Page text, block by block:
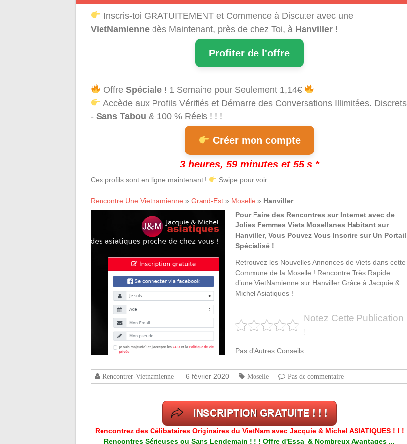
Inscris-toi GRATUITEMENT et Commence à Discuter avec une
VietNamienne dès Maintenant, près de chez Toi, à Hanviller !
Profiter de l'offre
Offre Spéciale! 1 Semaine pour Seulement 1,14€
Accède aux Profils Vérifiés et Démarre des Conversations Illimitées. Discrets
- Sans Tabou & 100 % Réels ! ! !
Créer mon compte
3 heures, 59 minutes et 54 s *
Ces profils sont en ligne maintenant ! Swipe pour voir
Rencontre Une Vietnamienne » Grand-Est » Moselle » Hanviller
Pour Faire des Rencontres sur Internet avec de
Jolies Femmes Viets Mosellanes Habitant sur
Hanviller, Vous Pouvez Vous Inscrire sur Un Portail
Spécialisé !
Retrouvez les Nouvelles Annonces de Viets dans cette
Commune de la Moselle ! Rencontre Très Rapide
d’une VietNamienne sur Hanviller Grâce à Jacquie &
Michel Asiatiques !
Notez Cette Publication
!
Pas d'Autres Conseils.
Rencontrer-Vietnamienne 6 février 2020 Moselle Pas de commentaire
Rencontrez des Célibataires Originaires du VietNam avec Jacquie & Michel ASIATIQUES ! ! !
Rencontres Sérieuses ou Sans Lendemain ! ! ! Offre d'Essai & Nombreux Avantages ...